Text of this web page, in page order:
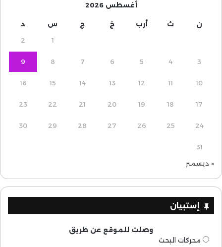
أغسطس 2026
ن ث أرب خ ج س د
1
2
3
4
5
6
7
8
9
10
11
12
13
14
15
16
17
18
19
20
21
22
23
24
25
26
27
28
29
30
31
« ديسمبر
إستبيان
وصلت للموقع عن طريق
محركات البحث